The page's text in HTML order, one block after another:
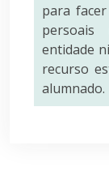
para
entidade
recurso
alumnado.